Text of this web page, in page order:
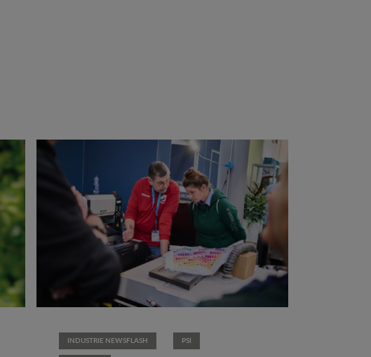
INDUSTRIE NEWSFLASH PSI